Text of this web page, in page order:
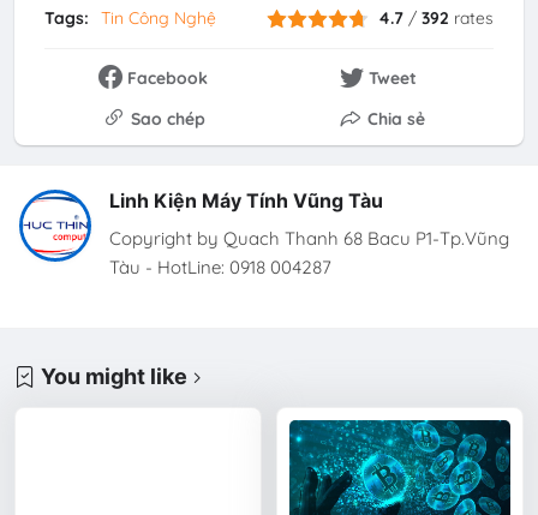
Tags: Tin Công Nghệ 4.7 /392 rates
Facebook
Tweet
Sao chép
Chia sẻ
Linh Kiện Máy Tính Vũng Tàu
Copyright by Quach Thanh 68 Bacu P1-Tp.Vũng
Tàu - HotLine: 0918 004287
You might like